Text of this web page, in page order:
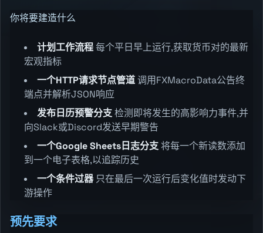
你将要建造什么
计划工作流程每个平日早上运行,获取货币对的最新
宏观指标
一个HTTP请求节点管道调用FXMacroData公告终
端点并解析JSON响应
发布日历预警分支检测即将发生的高影响力事件,并
向Slack或Discord发送早期警告
一个Google Sheets日志分支将每一个新读数添加
到一个电子表格,以追踪历史
一个条件过器只在最后一次运行后变化值时发动下
游操作
预先要求